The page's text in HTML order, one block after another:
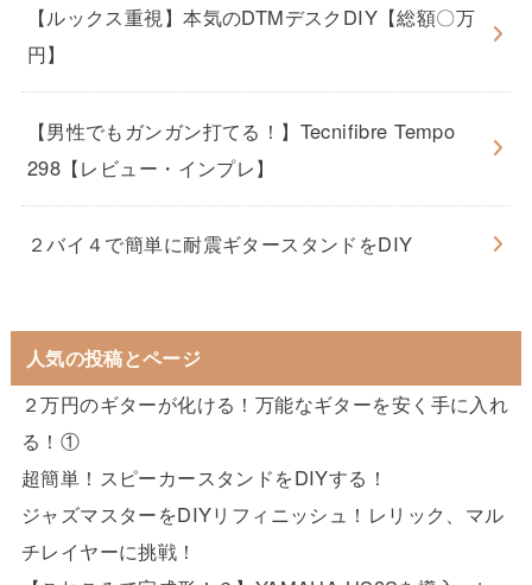
【ルックス重視】本気のDTMデスクDIY【総額〇万
円】
【男性でもガンガン打てる！】Tecnifibre Tempo
298【レビュー・インプレ】
２バイ４で簡単に耐震ギタースタンドをDIY
人気の投稿とページ
２万円のギターが化ける！万能なギターを安く手に入れ
る！①
超簡単！スピーカースタンドをDIYする！
ジャズマスターをDIYリフィニッシュ！レリック、マル
チレイヤーに挑戦！